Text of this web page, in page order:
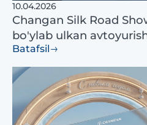
10.04.2026
Changan Silk Road
bo'ylab ulkan
Batafsil